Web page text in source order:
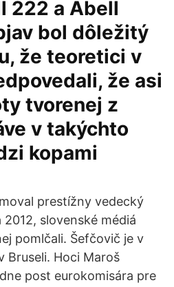
222 a Abell
bol dôležitý
že teoretici v
že asi
tvorenej z
v takýchto
kopami
prestížny vedecký
slovenské médiá
pomlčali. Šefčovič je v
Bruseli. Hoci Maroš
post eurokomisára pre